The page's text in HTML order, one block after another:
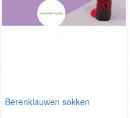
Berenklauwen sokken